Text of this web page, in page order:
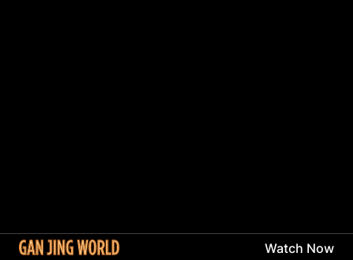
Watch Now